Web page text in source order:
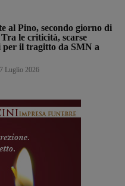
al Pino, secondo giorno di
le criticità, scarse
per il tragitto da SMN a
7 Luglio 2026